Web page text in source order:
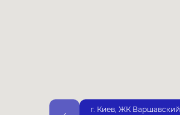
г. Киев, ЖК Варшавский